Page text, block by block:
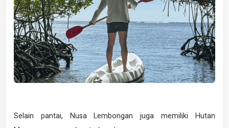
Selain pantai, Nusa Lembongan juga memiliki Hutan